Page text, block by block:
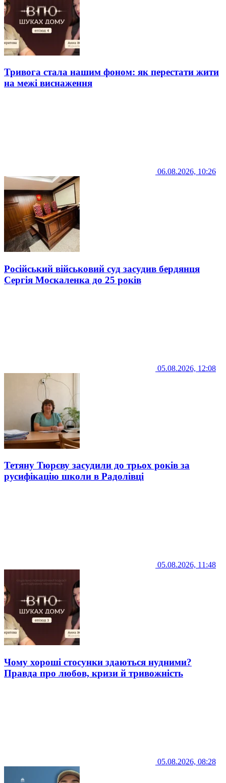
Тривога стала нашим фоном: як перестати жити
на межі виснаження
06.08.2026, 10:26
Російський військовий суд засудив бердянця
Сергія Москаленка до 25 років
05.08.2026, 12:08
Тетяну Тюрєву засудили до трьох років за
русифікацію школи в Радолівці
05.08.2026, 11:48
Чому хороші стосунки здаються нудними?
Правда про любов, кризи й тривожність
05.08.2026, 08:28